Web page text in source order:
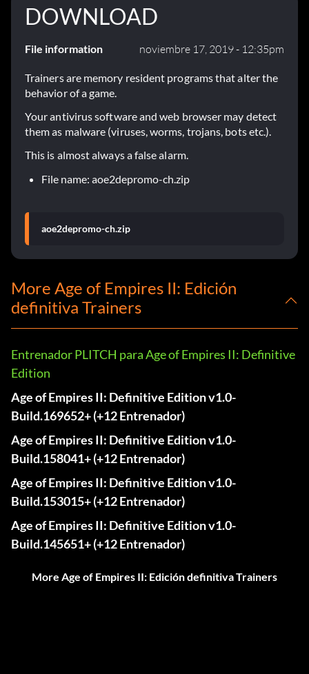
DOWNLOAD
File information noviembre 17, 2019 - 12:35pm
Trainers are memory resident programs that alter the
behavior of a game.
Your antivirus software and web browser may detect
them as malware (viruses, worms, trojans, bots etc.).
This is almost always a false alarm.
File name: aoe2depromo-ch.zip
aoe2depromo-ch.zip
More Age of Empires II: Edición
definitiva Trainers
Entrenador PLITCH para Age of Empires II: Definitive
Edition
Age of Empires II: Definitive Edition v1.0-
Build.169652+ (+12 Entrenador)
Age of Empires II: Definitive Edition v1.0-
Build.158041+ (+12 Entrenador)
Age of Empires II: Definitive Edition v1.0-
Build.153015+ (+12 Entrenador)
Age of Empires II: Definitive Edition v1.0-
Build.145651+ (+12 Entrenador)
More Age of Empires II: Edición definitiva Trainers